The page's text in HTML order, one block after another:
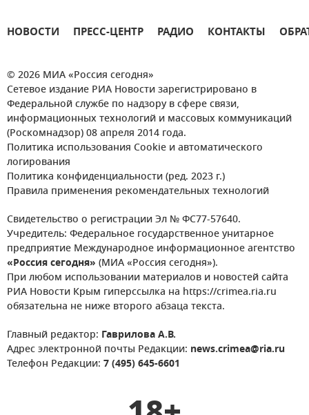
НОВОСТИ ПРЕСС-ЦЕНТР РАДИО КОНТАКТЫ
© 2026 МИА «Россия сегодня»
Сетевое издание РИА Новости зарегистрировано в
Федеральной службе по надзору в сфере связи,
информационных технологий и массовых коммуникаций
(Роскомнадзор) 08 апреля 2014 года.
Политика использования Cookie и автоматического
логирования
Политика конфиденциальности (ред. 2023 г.)
Правила применения рекомендательных технологий
Свидетельство о регистрации Эл № ФС77-57640.
Учредитель: Федеральное государственное унитарное
предприятие Международное информационное агентство
«Россия сегодня» (МИА «Россия сегодня»).
При любом использовании материалов и новостей сайта
РИА Новости Крым гиперссылка на https://crimea.ria.ru
обязательна не ниже второго абзаца текста.
Главный редактор: Гаврилова А.В.
Адрес электронной почты Редакции: news.crimea@ria.ru
Телефон Редакции: 7 (495) 645-6601